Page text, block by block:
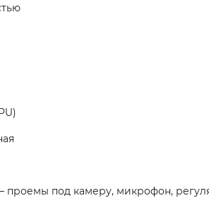
– проемы под камеру, микрофон,